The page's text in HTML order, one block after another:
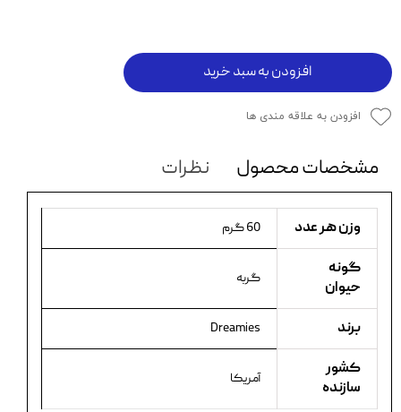
افزودن به سبد خرید
افزودن به علاقه مندی ها
مشخصات محصول نظرات
وزن هر عدد 60 گرم
گونه
حیوان
گربه
برند Dreamies
کشور
سازنده
آمریکا